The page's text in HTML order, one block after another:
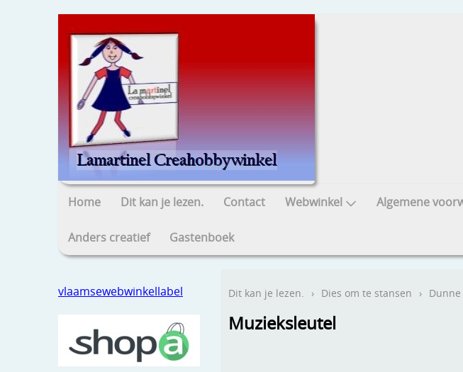
Home Dit kan je lezen. Contact Webwinkel Algemene
Anders creatief Gastenboek
vlaamsewebwinkellabel Dit kan je lezen. › Dies om te stansen ›
Muzieksleutel